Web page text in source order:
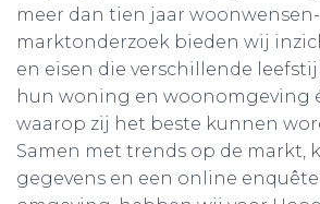
meer dan tien jaar
marktonderzoek bieden wij
en eisen die verschillende
hun woning en woonomgeving
waarop zij het beste kunnen
Samen met trends op de markt,
gegevens en een online